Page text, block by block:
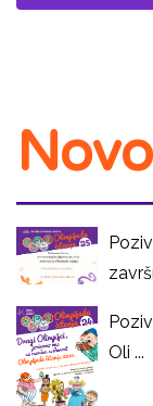
Oli ...